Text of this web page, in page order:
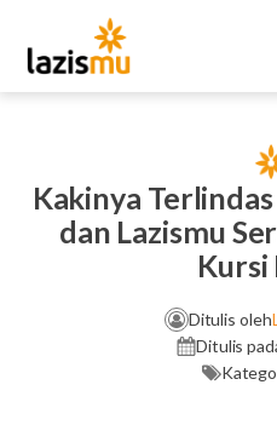
Kakinya
dan Lazismu
Kursi
Ditulis oleh
Ditulis